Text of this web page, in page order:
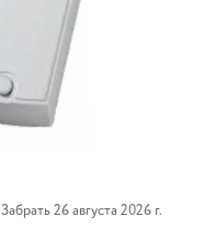
Забрать 26 августа 2026 г.